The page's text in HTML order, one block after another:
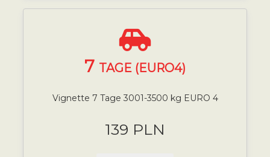
7 TAGE (EURO4)
Vignette 7 Tage 3001-3500 kg EURO 4
139 PLN